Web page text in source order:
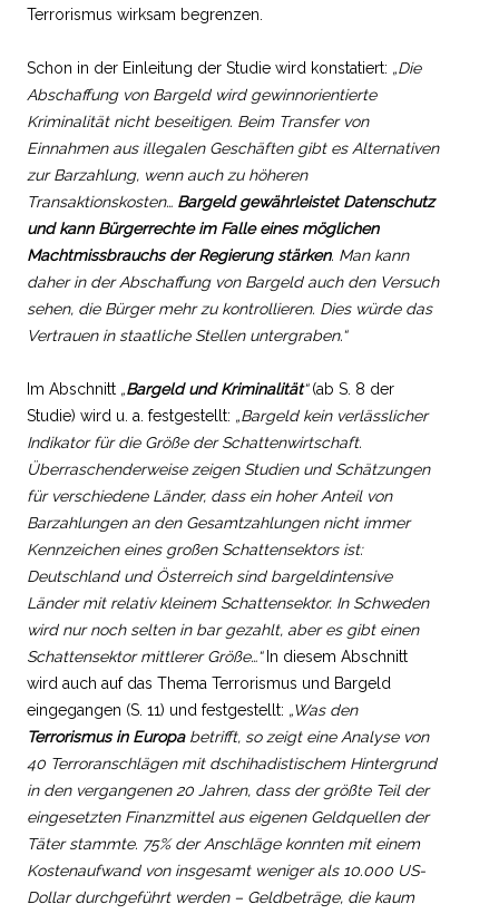
Terrorismus wirksam begrenzen.
Schon in der Einleitung der Studie wird konstatiert: „Die
Abschaffung von Bargeld wird gewinnorientierte
Kriminalität nicht beseitigen. Beim Transfer von
Einnahmen aus illegalen Geschäften gibt es Alternativen
zur Barzahlung, wenn auch zu höheren
Transaktionskosten… Bargeld gewährleistet Datenschutz
und kann Bürgerrechte im Falle eines möglichen
Machtmissbrauchs der Regierung stärken. Man kann
daher in der Abschaffung von Bargeld auch den Versuch
sehen, die Bürger mehr zu kontrollieren. Dies würde das
Vertrauen in staatliche Stellen untergraben.“
Im Abschnitt „Bargeld und Kriminalität“(ab S. 8 der
Studie) wird u. a. festgestellt: „Bargeld kein verlässlicher
Indikator für die Größe der Schattenwirtschaft.
Überraschenderweise zeigen Studien und Schätzungen
für verschiedene Länder, dass ein hoher Anteil von
Barzahlungen an den Gesamtzahlungen nicht immer
Kennzeichen eines großen Schattensektors ist:
Deutschland und Österreich sind bargeldintensive
Länder mit relativ kleinem Schattensektor. In Schweden
wird nur noch selten in bar gezahlt, aber es gibt einen
Schattensektor mittlerer Größe…“In diesem Abschnitt
wird auch auf das Thema Terrorismus und Bargeld
eingegangen (S. 11) und festgestellt: „Was den
Terrorismus in Europabetrifft, so zeigt eine Analyse von
40 Terroranschlägen mit dschihadistischem Hintergrund
in den vergangenen 20 Jahren, dass der größte Teil der
eingesetzten Finanzmittel aus eigenen Geldquellen der
Täter stammte. 75% der Anschläge konnten mit einem
Kostenaufwand von insgesamt weniger als 10.000 US-
Dollar durchgeführt werden – Geldbeträge, die kaum